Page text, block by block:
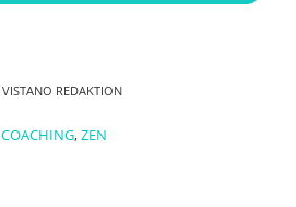
VISTANO REDAKTION
COACHING,ZEN